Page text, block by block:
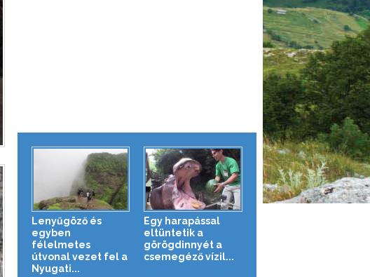
Lenyűgöző és
egyben
félelmetes
útvonal vezet fel a
Nyugati...
Egy harapással
eltüntetik a
görögdinnyét a
csemegéző vízil...